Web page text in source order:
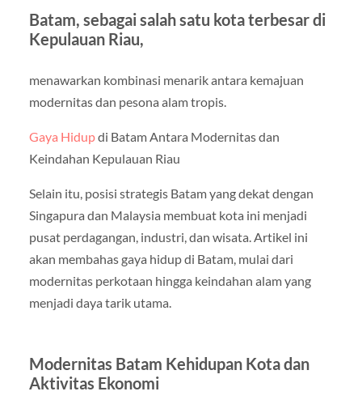
Batam, sebagai salah satu kota terbesar di
Kepulauan Riau,
menawarkan kombinasi menarik antara kemajuan
modernitas dan pesona alam tropis.
Gaya Hidupdi Batam Antara Modernitas dan
Keindahan Kepulauan Riau
Selain itu, posisi strategis Batam yang dekat dengan
Singapura dan Malaysia membuat kota ini menjadi
pusat perdagangan, industri, dan wisata. Artikel ini
akan membahas gaya hidup di Batam, mulai dari
modernitas perkotaan hingga keindahan alam yang
menjadi daya tarik utama.
Modernitas Batam Kehidupan Kota dan
Aktivitas Ekonomi